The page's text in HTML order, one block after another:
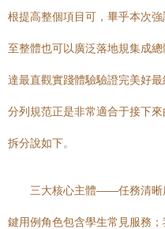
根提高整個項目可，畢乎本次
至整體也可以廣泛落地規集成
達最直觀實踐體驗驗證完美好
分列規范正是非常適合于接下
拆分說如下。
三大核心主體——任務清晰
鍵用例角色包含學生常見服務